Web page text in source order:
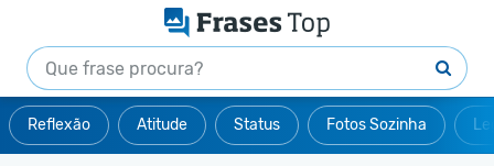
Reflexão Atitude Status Fotos Sozinha